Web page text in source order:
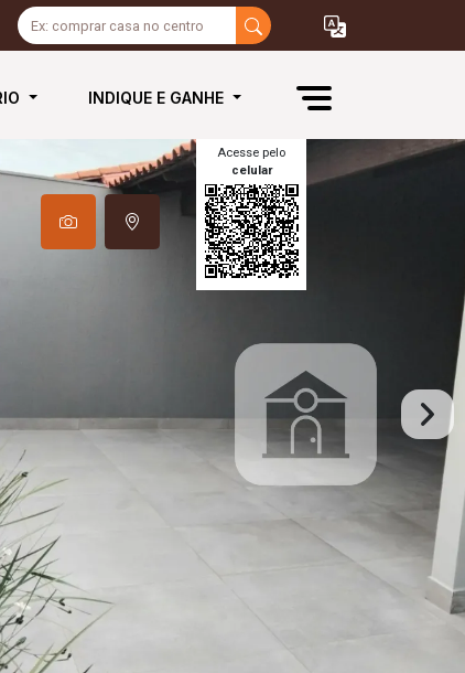
INDIQUE E GANHE
Acesse pelo
celular